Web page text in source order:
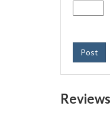
Post
Reviews